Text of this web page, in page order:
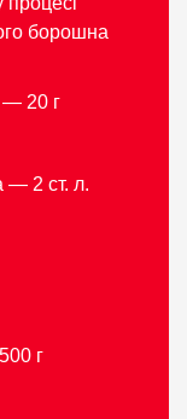
борошна
— 20 г
— 2 ст. л.
г